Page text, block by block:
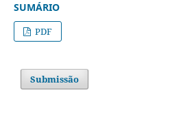
SUMÁRIO
PDF
Submissão